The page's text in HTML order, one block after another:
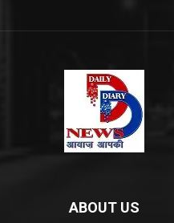
ABOUT US